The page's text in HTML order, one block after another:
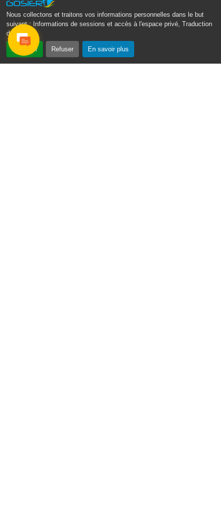
Nous collectons et traitons vos informations personnelles dans le but
suivant :
Informations de sessions et accès à l'espace privé, Traduction
des pages .
Accepter Refuser En savoir plus
Médiathèque Raoul Georges Nicolo